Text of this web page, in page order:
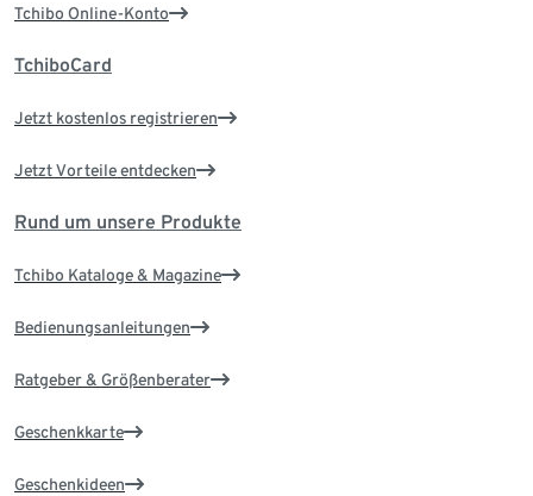
Tchibo Online-Konto
TchiboCard
Jetzt kostenlos registrieren
Jetzt Vorteile entdecken
Rund um unsere Produkte
Tchibo Kataloge & Magazine
Bedienungsanleitungen
Ratgeber & Größenberater
Geschenkkarte
Geschenkideen